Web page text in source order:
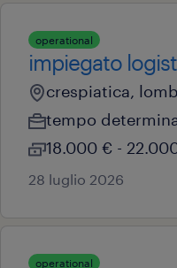
operational
impiegato
crespiatica,
tempo
18.000 € -
28 luglio 2026
operational